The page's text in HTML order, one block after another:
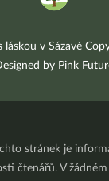
láskou v Sázavě
by Pink
stránek je
čtenářů. V